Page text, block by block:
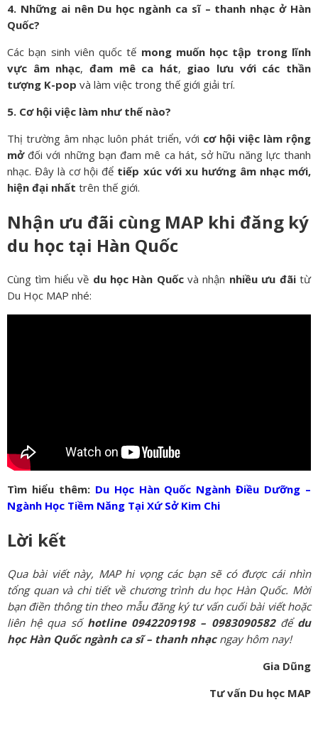
4. Những ai nên Du học ngành ca sĩ – thanh nhạc ở Hàn
Quốc?
Các bạn sinh viên quốc tế mong muốn học tập trong lĩnh
vực âm nhạc, đam mê ca hát, giao lưu với các thần
tượng K-pop và làm việc trong thế giới giải trí.
5. Cơ hội việc làm như thế nào?
Thị trường âm nhạc luôn phát triển, với cơ hội việc làm rộng
mởđối với những bạn đam mê ca hát, sở hữu năng lực thanh
nhạc. Đây là cơ hội để tiếp xúc với xu hướng âm nhạc mới,
hiện đại nhất trên thế giới.
Nhận ưu đãi cùng MAP khi đăng ký
du học tại Hàn Quốc
Cùng tìm hiểu về du học Hàn Quốcvà nhận nhiều ưu đãitừ
Du Học MAP nhé:
Tìm hiểu thêm: Du Học Hàn Quốc Ngành Điều Dưỡng –
Ngành Học Tiềm Năng Tại Xứ Sở Kim Chi
Lời kết
Qua bài viết này, MAP hi vọng các bạn sẽ có được cái nhìn
tổng quan và chi tiết về chương trình du học Hàn Quốc. Mời
bạn điền thông tin theo mẫu đăng ký tư vấn cuối bài viết hoặc
liên hệ qua số hotline 0942209198 – 0983090582để du
học Hàn Quốc ngành ca sĩ – thanh nhạcngay hôm nay!
Gia Dũng
Tư vấn Du học MAP